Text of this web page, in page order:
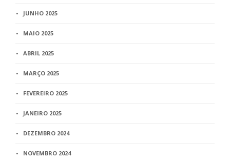
JUNHO 2025
MAIO 2025
ABRIL 2025
MARÇO 2025
FEVEREIRO 2025
JANEIRO 2025
DEZEMBRO 2024
NOVEMBRO 2024